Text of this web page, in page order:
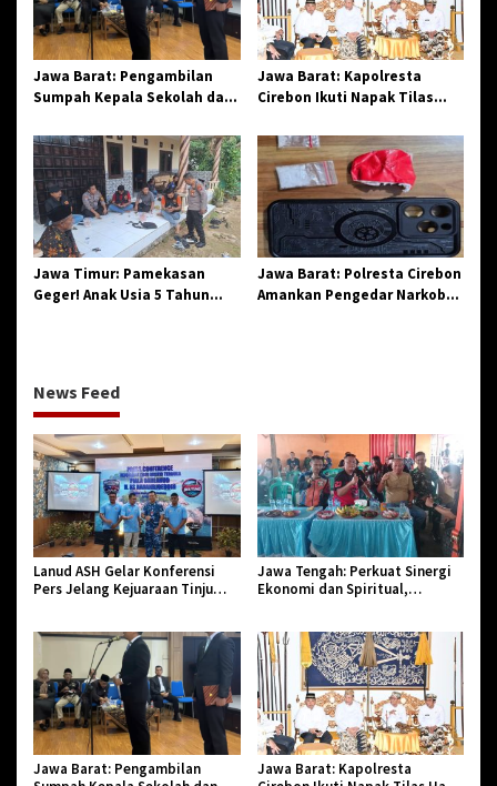
Jawa Barat: Pengambilan
Sumpah Kepala Sekolah dan
Penegasan Integritas
Aparatur Pendidikan dan
Birokrasi
Jawa Barat: Kapolresta
Cirebon Ikuti Napak Tilas
Sinergi dan Pelestarian
Sejarah
Jawa Timur: Pamekasan
Geger! Anak Usia 5 Tahun
Jawa Barat: Polresta Cirebon
Amankan Pengedar Narkoba
News Feed
Lanud ASH Gelar Konferensi
Pers Jelang Kejuaraan Tinju
Jawa Tengah: Perkuat Sinergi
Ekonomi dan Spiritual,
Jawa Barat: Pengambilan
Jawa Barat: Kapolresta